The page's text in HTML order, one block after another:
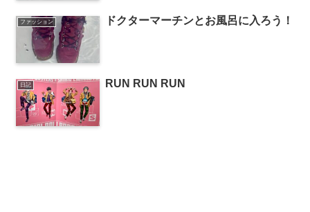
ファッション ドクターマーチンとお風呂に入ろう！
日記 RUN RUN RUN